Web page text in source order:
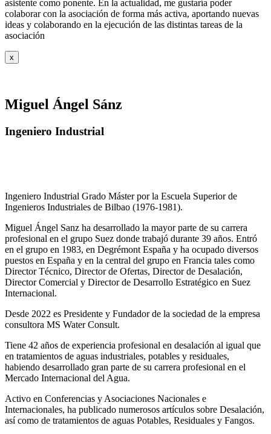
asistente como ponente. En la actualidad, me gustaría poder
colaborar con la asociación de forma más activa, aportando nuevas
ideas y colaborando en la ejecución de las distintas tareas de la
asociación
x
Miguel Ángel Sánz
Ingeniero Industrial
Ingeniero Industrial Grado Máster por la Escuela Superior de
Ingenieros Industriales de Bilbao (1976-1981).
Miguel Ángel Sanz ha desarrollado la mayor parte de su carrera
profesional en el grupo Suez donde trabajó durante 39 años. Entró
en el grupo en 1983, en Degrémont España y ha ocupado diversos
puestos en España y en la central del grupo en Francia tales como
Director Técnico, Director de Ofertas, Director de Desalación,
Director Comercial y Director de Desarrollo Estratégico en Suez
Internacional.
Desde 2022 es Presidente y Fundador de la sociedad de la empresa
consultora MS Water Consult.
Tiene 42 años de experiencia profesional en desalación al igual que
en tratamientos de aguas industriales, potables y residuales,
habiendo desarrollado gran parte de su carrera profesional en el
Mercado Internacional del Agua.
Activo en Conferencias y Asociaciones Nacionales e
Internacionales, ha publicado numerosos artículos sobre Desalación,
así como de tratamientos de aguas Potables, Residuales y Fangos.